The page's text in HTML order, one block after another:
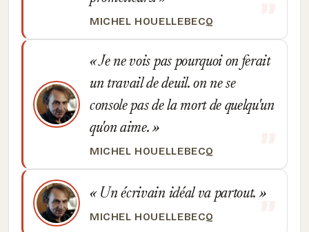
MICHEL HOUELLEBECQ
Je ne vois pas pourquoi on ferait
un travail de deuil. on ne se
console pas de la mort de quelqu'un
qu'on aime.
MICHEL HOUELLEBECQ
Un écrivain idéal va partout.
MICHEL HOUELLEBECQ